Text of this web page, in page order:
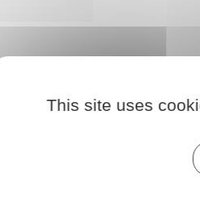
à tous – Gratuit -
2026
– 15h à 18h- Ouvert à
This site uses